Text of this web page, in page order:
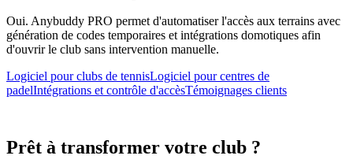
Oui. Anybuddy PRO permet d'automatiser l'accès aux terrains avec
génération de codes temporaires et intégrations domotiques afin
d'ouvrir le club sans intervention manuelle.
Logiciel pour clubs de tennisLogiciel pour centres de
padelIntégrations et contrôle d'accèsTémoignages clients
Prêt à transformer votre club ?